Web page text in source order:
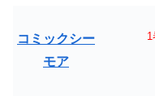
コミックシー
モア